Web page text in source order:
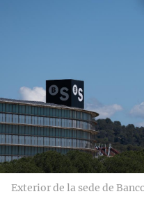
Exterior de la sede de